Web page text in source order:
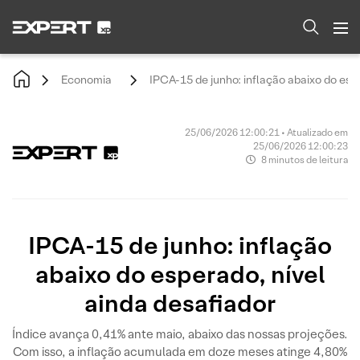
Economia IPCA-15 de junho: inflação abaixo do
25/06/2026 12:00:21 • Atualizado em
25/06/2026 12:00:23
8 minutos de leitura
IPCA-15 de junho: inflação
abaixo do esperado, nível
ainda desafiador
Índice avança 0,41% ante maio, abaixo das nossas projeções.
Com isso, a inflação acumulada em doze meses atinge 4,80%